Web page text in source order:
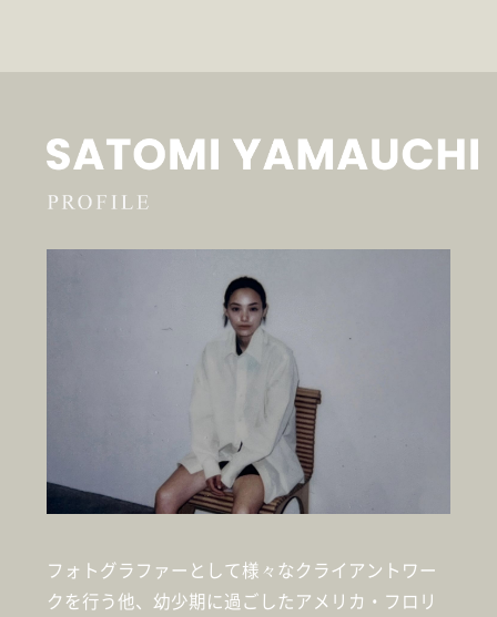
フォトグラファーとして様々なクライアントワー
クを行う他、幼少期に過ごしたアメリカ・フロリ